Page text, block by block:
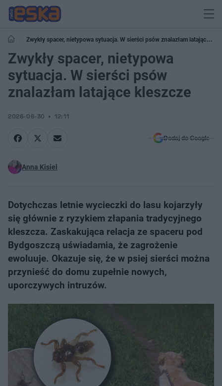
Zwykły spacer, nietypowa sytuacja. W sierści psów znalazłam latające
kleszcze
Zwykły spacer, nietypowa
sytuacja. W sierści psów
znalazłam latające kleszcze
2026-06-30 12:11
Dodaj do Google
Anna Kisiel
Dotychczas letnie wycieczki do lasu kojarzyły
się głównie z ryzykiem złapania tradycyjnego
kleszcza. Zaskakująca relacja ze spaceru pod
Bydgoszczą uświadamia, że zagrożenie
ewoluuje. Okazuje się, że w psiej sierści można
przynieść do domu zupełnie nowych,
uporczywych intruzów.